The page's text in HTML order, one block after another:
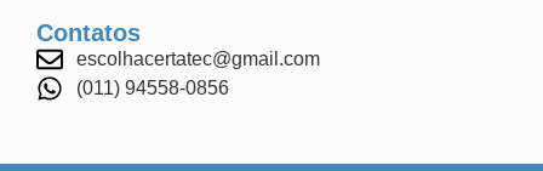
Contatos
escolhacertatec@gmail.com
(011) 94558-0856